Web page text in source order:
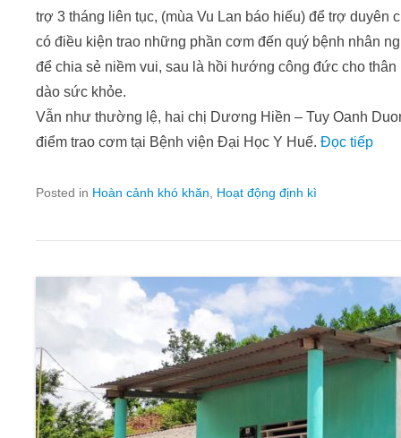
trợ 3 tháng liên tục, (mùa Vu Lan báo hiếu) để trợ duyên
có điều kiện trao những phần cơm đến quý bệnh nhân
để chia sẻ niềm vui, sau là hồi hướng công đức cho
dào sức khỏe.
Vẫn như thường lệ, hai chị Dương Hiền – Tuy Oanh
điểm trao cơm tại Bệnh viện Đại Học Y Huế. Đọc tiếp
Posted in Hoàn cảnh khó khăn Hoạt động định kì